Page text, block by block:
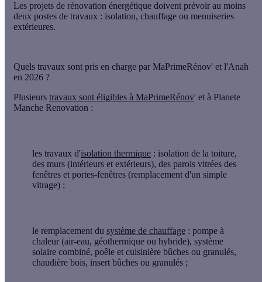
Les projets de rénovation énergétique doivent prévoir au moins
deux postes de travaux : isolation, chauffage ou menuiseries
extérieures.
Quels travaux sont pris en charge par MaPrimeRénov' et l'Anah
en 2026 ?
Plusieurs travaux sont éligibles à MaPrimeRénov' et à Planete
Manche Renovation :
les travaux d'isolation thermique : isolation de la toiture,
des murs (intérieurs et extérieurs), des parois vitrées des
fenêtres et portes-fenêtres (remplacement d'un simple
vitrage) ;
le remplacement du système de chauffage : pompe à
chaleur (air-eau, géothermique ou hybride), système
solaire combiné, poêle et cuisinière bûches ou granulés,
chaudière bois, insert bûches ou granulés ;